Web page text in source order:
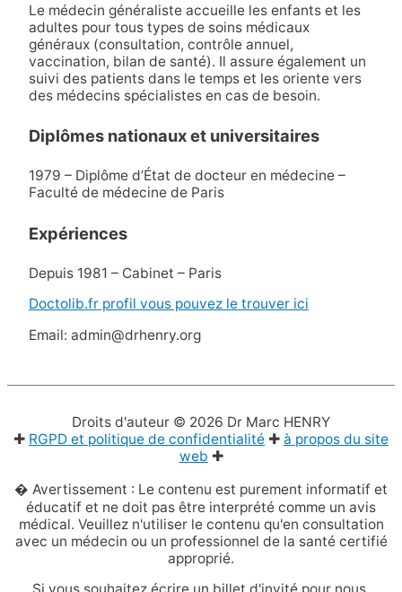
Le médecin généraliste accueille les enfants et les
adultes pour tous types de soins médicaux
généraux (consultation, contrôle annuel,
vaccination, bilan de santé). Il assure également un
suivi des patients dans le temps et les oriente vers
des médecins spécialistes en cas de besoin.
Diplômes nationaux et universitaires
1979 – Diplôme d’État de docteur en médecine –
Faculté de médecine de Paris
Expériences
Depuis 1981 – Cabinet – Paris
Doctolib.fr profil vous pouvez le trouver ici
Email: admin@drhenry.org
Droits d'auteur © 2026 Dr Marc HENRY
✚ RGPD et politique de confidentialité ✚ à propos du site
web ✚
� Avertissement : Le contenu est purement informatif et
éducatif et ne doit pas être interprété comme un avis
médical. Veuillez n'utiliser le contenu qu'en consultation
avec un médecin ou un professionnel de la santé certifié
approprié.